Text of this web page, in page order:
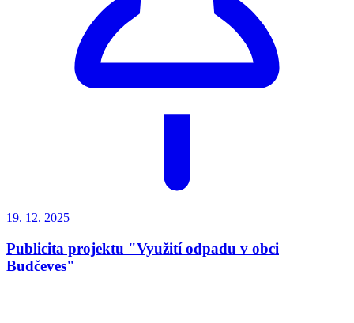
19. 12. 2025
Publicita projektu "Využití odpadu v obci
Budčeves"